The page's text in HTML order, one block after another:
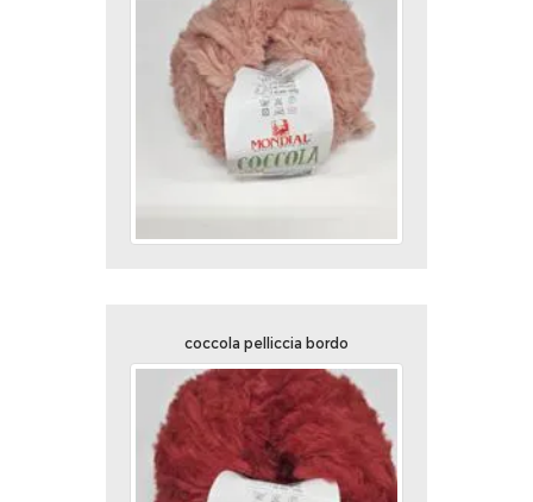
coccola pelliccia bordo